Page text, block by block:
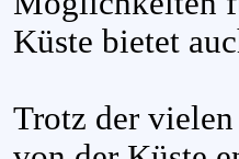
Küste bietet
Trotz der